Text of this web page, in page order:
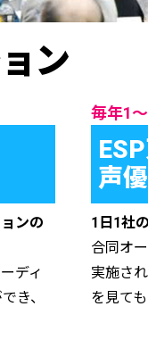
ン
ンの
ディ
き、
毎年1
声
1日1社
合同オ
実施さ
を見て